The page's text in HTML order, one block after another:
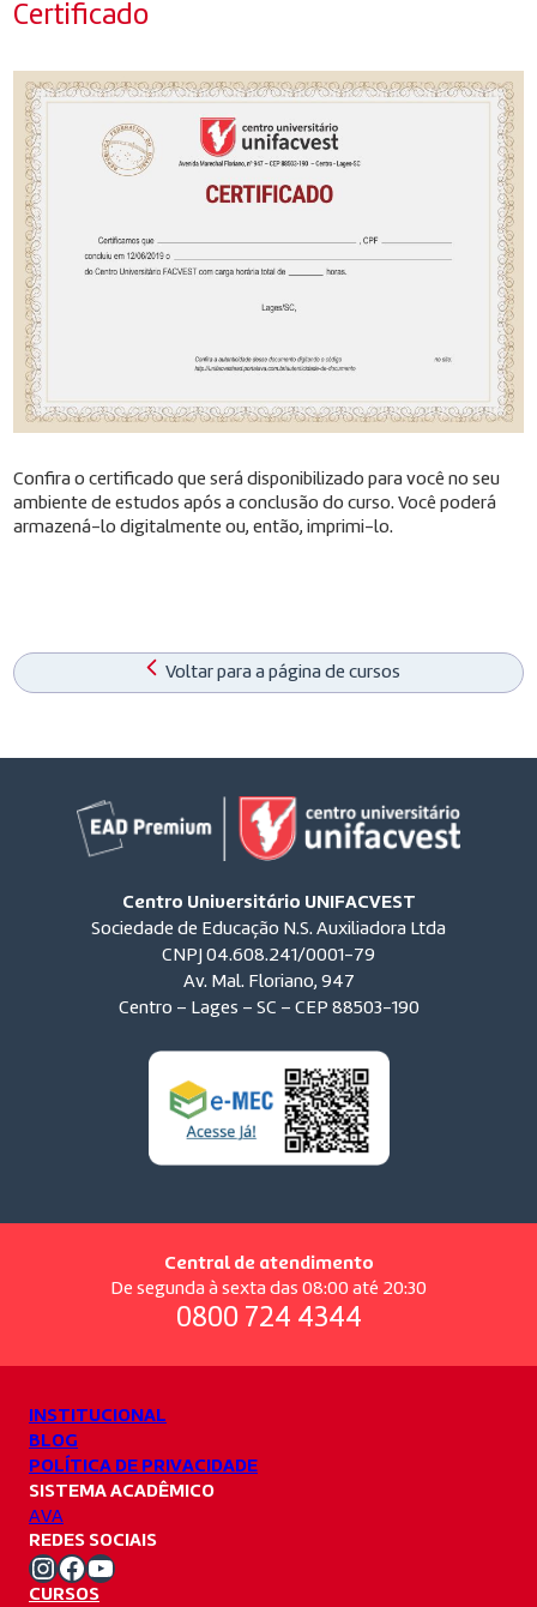
Certificado
Confira o certificado que será disponibilizado para você no seu
ambiente de estudos após a conclusão do curso. Você poderá
armazená-lo digitalmente ou, então, imprimi-lo.
Voltar para a página de cursos
Centro Universitário UNIFACVEST
Sociedade de Educação N.S. Auxiliadora Ltda
CNPJ 04.608.241/0001-79
Av. Mal. Floriano, 947
Centro – Lages – SC – CEP 88503-190
Central de atendimento
De segunda à sexta das 08:00 até 20:30
0800 724 4344
INSTITUCIONAL
BLOG
POLÍTICA DE PRIVACIDADE
SISTEMA ACADÊMICO
AVA
REDES SOCIAIS
Instagram Unifacvest Facebook Unifacvest Youtube Unifacvest
CURSOS